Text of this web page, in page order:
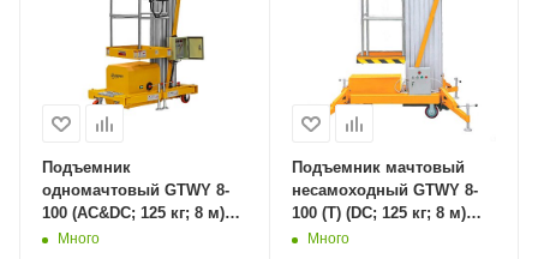
Подъемник
одномачтовый GTWY 8-
100 (AC&DC; 125 кг; 8 м)
SMARTLIFT (SMART)
Много
Подъемник мачтовый
несамоходный GTWY 8-
100 (T) (DC; 125 кг; 8 м)
SMARTLIFT
Много